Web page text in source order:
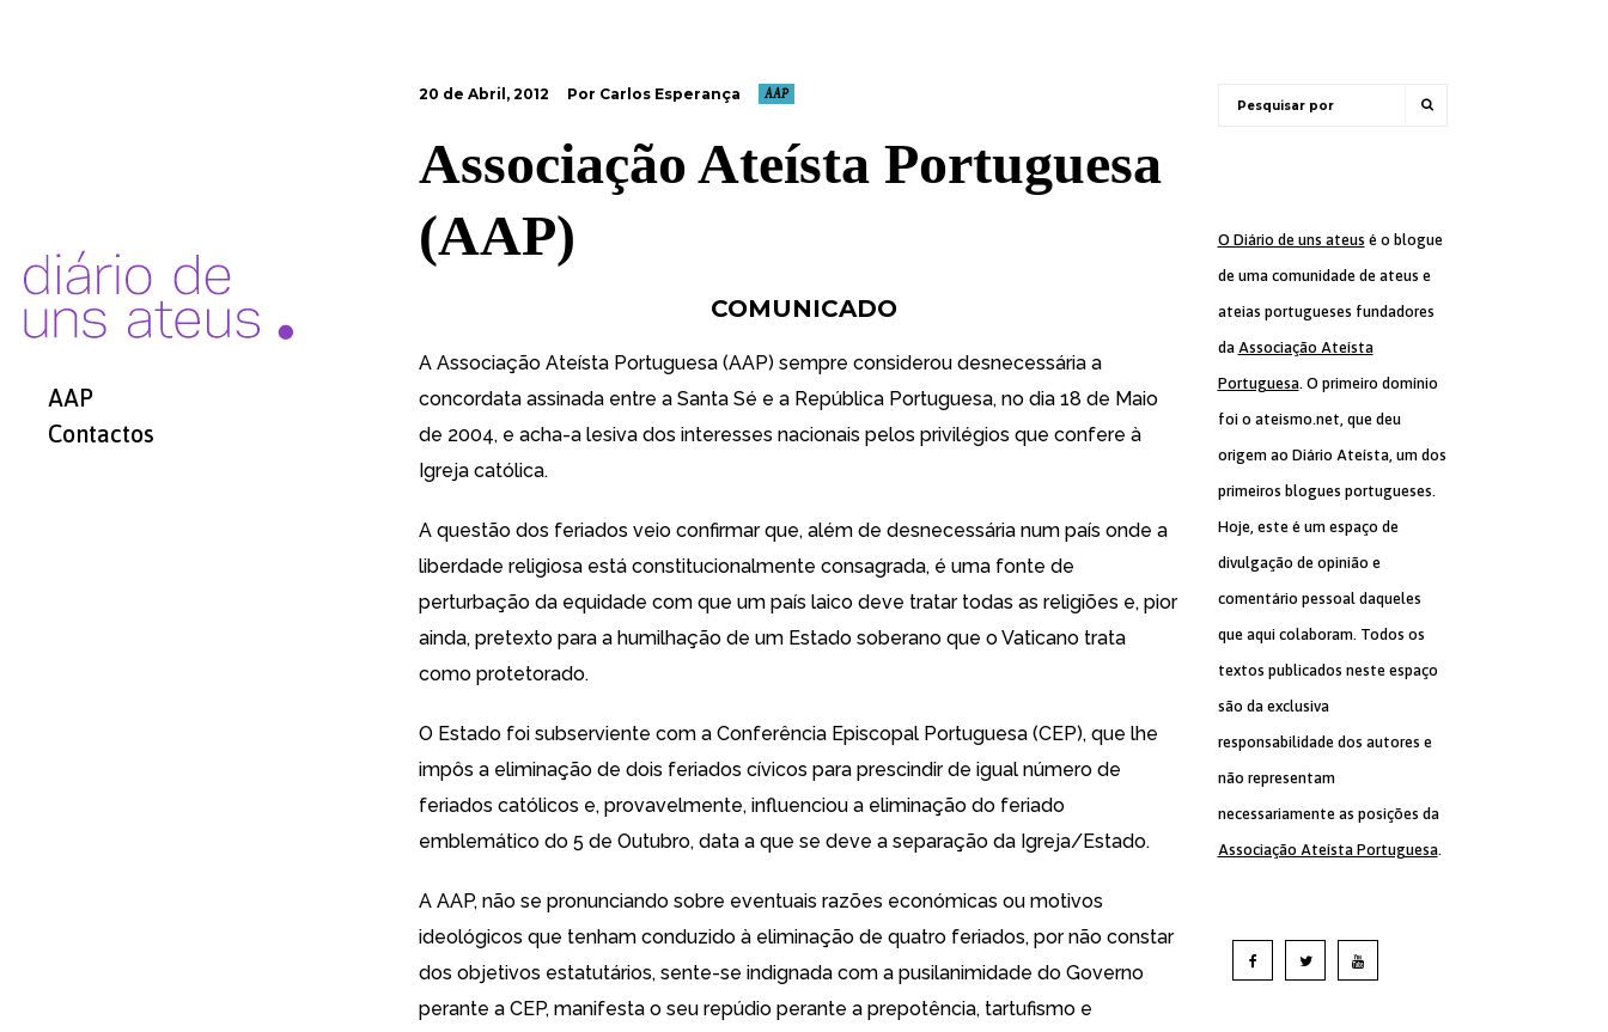
AAP
Contactos
20 de Abril, 2012 Por Carlos Esperança AAP
Associação Ateísta Portuguesa
(AAP)
COMUNICADO
A Associação Ateísta Portuguesa (AAP) sempre considerou desnecessária a
concordata assinada entre a Santa Sé e a República Portuguesa, no dia 18 de Maio
de 2004, e acha-a lesiva dos interesses nacionais pelos privilégios que confere à
Igreja católica.
A questão dos feriados veio confirmar que, além de desnecessária num país onde a
liberdade religiosa está constitucionalmente consagrada, é uma fonte de
perturbação da equidade com que um país laico deve tratar todas as religiões e, pior
ainda, pretexto para a humilhação de um Estado soberano que o Vaticano trata
como protetorado.
O Estado foi subserviente com a Conferência Episcopal Portuguesa (CEP), que lhe
impôs a eliminação de dois feriados cívicos para prescindir de igual número de
feriados católicos e, provavelmente, influenciou a eliminação do feriado
emblemático do 5 de Outubro, data a que se deve a separação da Igreja/Estado.
A AAP, não se pronunciando sobre eventuais razões económicas ou motivos
ideológicos que tenham conduzido à eliminação de quatro feriados, por não constar
dos objetivos estatutários, sente-se indignada com a pusilanimidade do Governo
perante a CEP, manifesta o seu repúdio perante a prepotência, tartufismo e
O Diário de uns ateus é o blogue
de uma comunidade de ateus e
ateias portugueses fundadores
da Associação Ateísta
Portuguesa. O primeiro domínio
foi o ateismo.net, que deu
origem ao Diário Ateísta, um dos
primeiros blogues portugueses.
Hoje, este é um espaço de
divulgação de opinião e
comentário pessoal daqueles
que aqui colaboram. Todos os
textos publicados neste espaço
são da exclusiva
responsabilidade dos autores e
não representam
necessariamente as posições da
Associação Ateísta Portuguesa.